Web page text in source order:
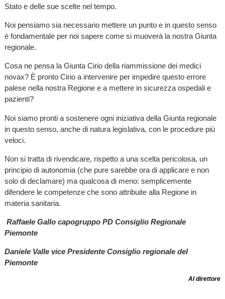
Stato e delle sue scelte nel tempo.
Noi pensiamo sia necessario mettere un punto e in questo senso
è fondamentale per noi sapere come si muoverà la nostra Giunta
regionale.
Cosa ne pensa la Giunta Cirio della riammissione dei medici
novax? È pronto Cirio a intervenire per impedire questo errore
palese nella nostra Regione e a mettere in sicurezza ospedali e
pazienti?
Noi siamo pronti a sostenere ogni iniziativa della Giunta regionale
in questo senso, anche di natura legislativa, con le procedure più
veloci.
Non si tratta di rivendicare, rispetto a una scelta pericolosa, un
principio di autonomia (che pure sarebbe ora di applicare e non
solo di declamare) ma qualcosa di meno: semplicemente
difendere le competenze che sono attribuite alla Regione in
materia sanitaria.
Raffaele Gallo capogruppo PD Consiglio Regionale
Piemonte
Daniele Valle vice Presidente Consiglio regionale del
Piemonte
Al direttore